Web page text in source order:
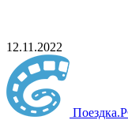
12.11.2022
Поездка